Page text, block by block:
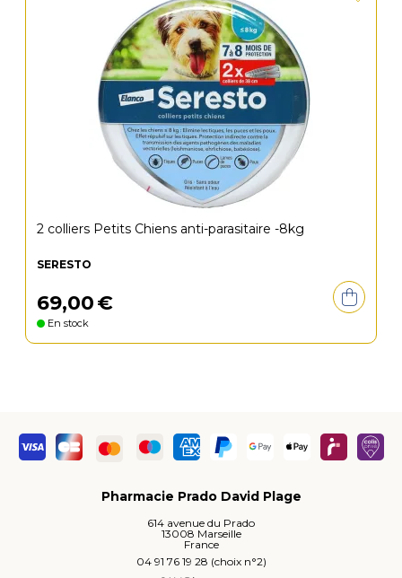
2 colliers Petits Chiens anti-parasitaire -8kg
SERESTO
69,00€
En stock
Pharmacie Prado David Plage
614 avenue du Prado
13008 Marseille
France
04 91 76 19 28 (choix n°2)